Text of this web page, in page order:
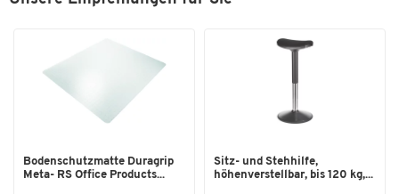
Bodenschutzmatte Duragrip
Meta- RS Office Products...
Sitz- und Stehhilfe,
höhenverstellbar, bis 120 kg,...
Zum Zoomen doppeltippen